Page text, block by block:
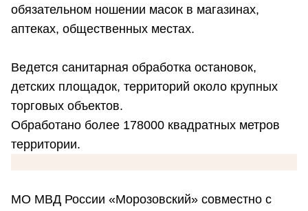
обязательном ношении масок в магазинах,
аптеках, общественных местах.
Ведется санитарная обработка остановок,
детских площадок, территорий около крупных
торговых объектов.
Обработано более 178000 квадратных метров
территории.
МО МВД России «Морозовский» совместно с